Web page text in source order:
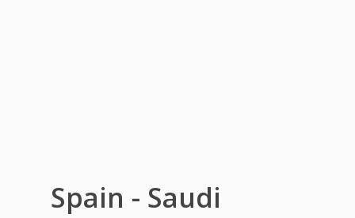
Spain - Saudi